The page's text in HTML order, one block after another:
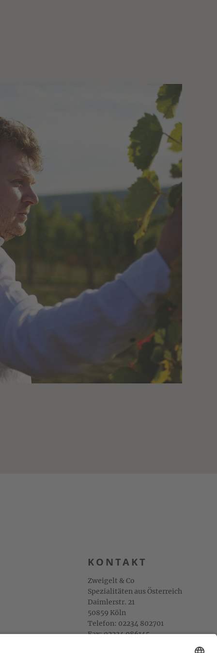
KONTAKT
Zweigelt & Co
Spezialitäten aus Österreich
Daimlerstr. 21
50859 Köln
Telefon: 02234 802701
Fax: 02234 986145